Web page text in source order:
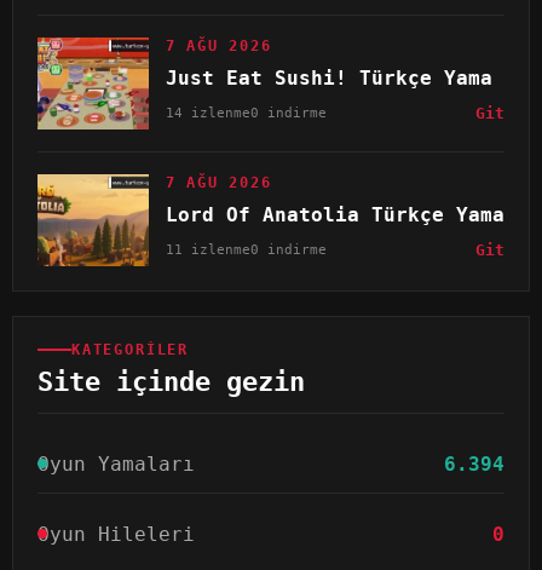
7 AĞU 2026
Just Eat Sushi! Türkçe Yama
14 izlenme0 indirme Git
7 AĞU 2026
Lord Of Anatolia Türkçe Yama
11 izlenme0 indirme Git
KATEGORILER
Site içinde gezin
Oyun Yamaları 6.394
Oyun Hileleri 0